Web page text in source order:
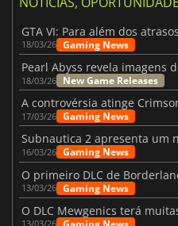
18/03/26 Gaming News
18/03/26 New Game Releases
17/03/26 Gaming News
16/03/26 Gaming News
13/03/26 Gaming News
O DLC Mewgenics terá
13/03/26